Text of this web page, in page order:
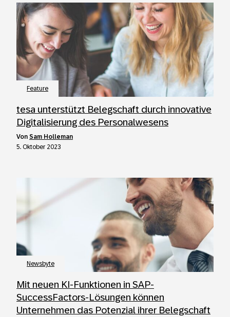
Feature
tesa unterstützt Belegschaft durch innovative
Digitalisierung des Personalwesens
von Sam Holleman
5. Oktober 2023
Newsbyte
Mit neuen KI-Funktionen in SAP-
SuccessFactors-Lösungen können
Unternehmen das Potenzial ihrer Belegschaft